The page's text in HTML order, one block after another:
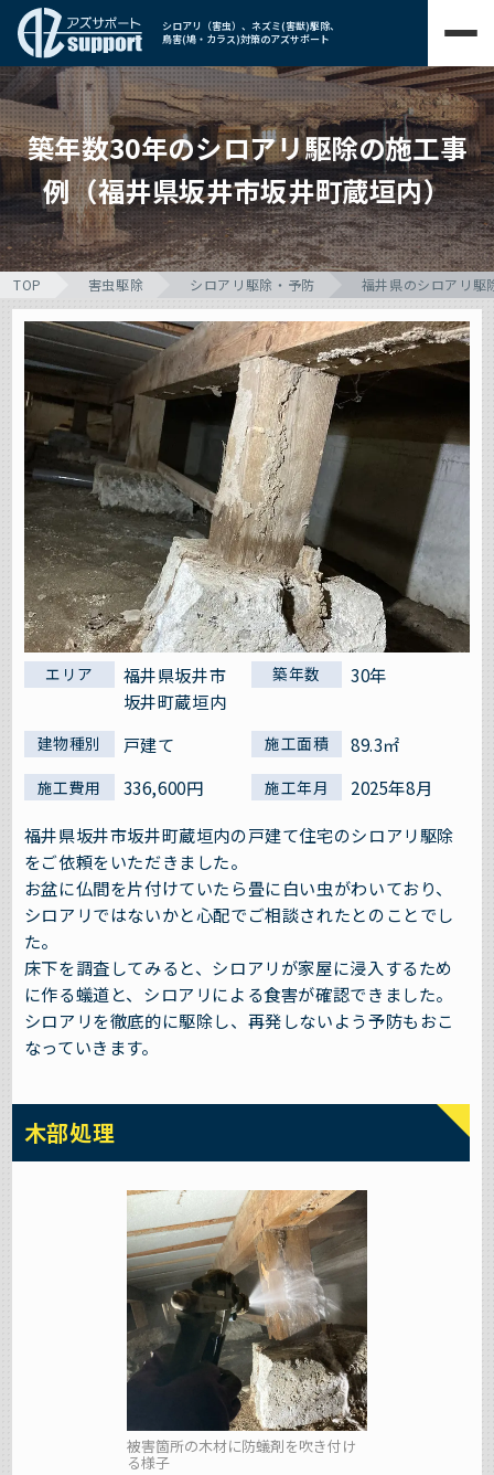
シロアリ（害虫）、ネズミ(害獣)駆除、
鳥害(鳩・カラス)対策のアズサポート
築年数30年のシロアリ駆除の施工事
例（福井県坂井市坂井町蔵垣内）
TOP 害虫駆除 シロアリ駆除・予防 福井県のシロアリ駆
エリア
福井県坂井市
坂井町蔵垣内
築年数 30年
建物種別 戸建て 施工面積 89.3㎡
施工費用 336,600円 施工年月
2025年8月
福井県坂井市坂井町蔵垣内の戸建て住宅のシロアリ駆除
をご依頼をいただきました。
お盆に仏間を片付けていたら畳に白い虫がわいており、
シロアリではないかと心配でご相談されたとのことでし
た。
床下を調査してみると、シロアリが家屋に浸入するため
に作る蟻道と、シロアリによる食害が確認できました。
シロアリを徹底的に駆除し、再発しないよう予防もおこ
なっていきます。
木部処理
被害箇所の木材に防蟻剤を吹き付け
る様子